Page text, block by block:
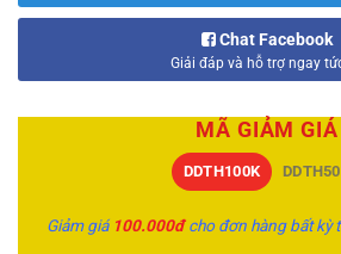
Chat Facebook
Giải đáp và hỗ trợ ngay
MÃ GIẢM GIÁ
DDTH100K
Giảm giá 100.000đcho đơn hàng bất kỳ